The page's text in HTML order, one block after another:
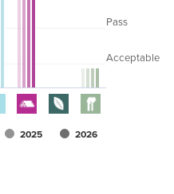
Acceptable
Pass
2025 2026